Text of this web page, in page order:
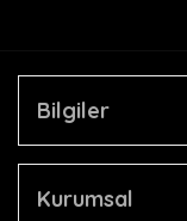
Bilgiler
Kurumsal